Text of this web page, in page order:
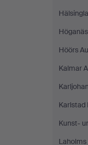
Höörs
Kalmar
Karlstad
Kunst-